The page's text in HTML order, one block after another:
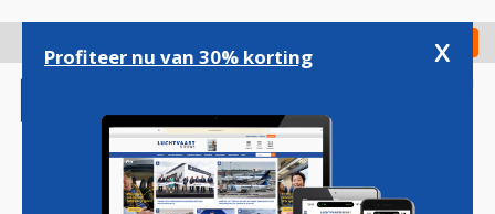
gaan
Check in
Profiteer nu van 30% korting x